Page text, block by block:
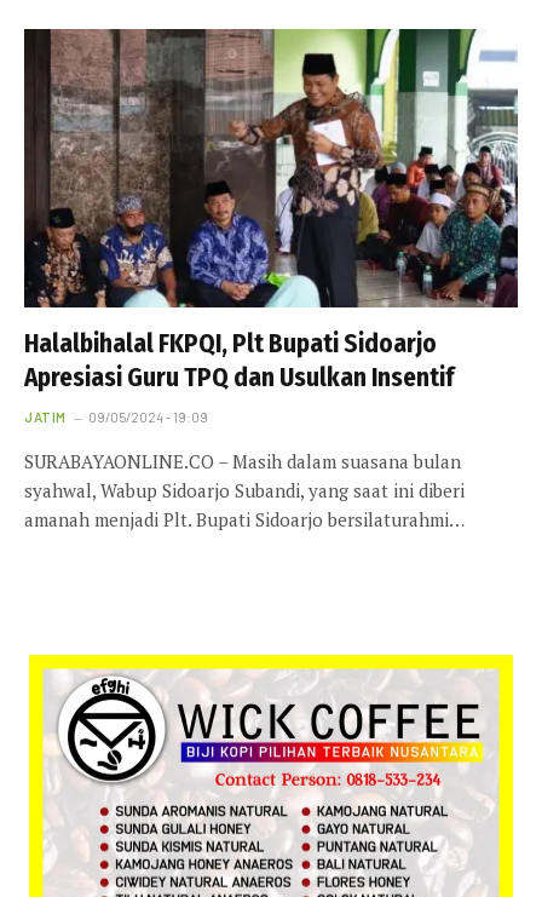
Halalbihalal FKPQI, Plt Bupati Sidoarjo
Apresiasi Guru TPQ dan Usulkan Insentif
JATIM 09/05/2024 - 19:09
SURABAYAONLINE.CO – Masih dalam suasana bulan
syahwal, Wabup Sidoarjo Subandi, yang saat ini diberi
amanah menjadi Plt. Bupati Sidoarjo bersilaturahmi…